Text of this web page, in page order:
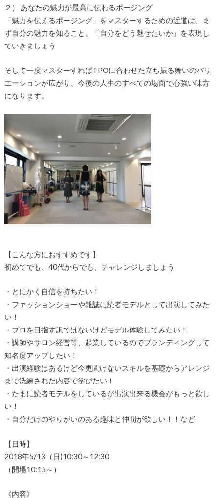
２） あなたの魅力が最高に伝わるポージング
「魅力を伝えるポージング」をマスターするための近道は、ま
ず自分の魅力を知ること。「自分をどう魅せたいか」を表現し
ていきましょう
そして一度マスターすればTPOに合わせた立ち振る舞いのバリ
エーションが広がり、今後の人生のすべての場面で心強い味方
になります。
【こんな方におすすめです】
初めてでも、40代からでも、チャレンジしましょう
・とにかく自信を持ちたい！
・ファッションショーや雑誌に読者モデルとして出演してみた
い！
・プロを目指す訳ではないけどモデル体験してみたい！
・講師やサロン経営等、起業しているのでブランディングして
知名度アップしたい！
・出演経験はあるけど今更聞けないスキルを基礎からアレンジ
まで洗練された内容で学びたい！
・たまに読者モデルをしているが出演出来る機会がもっと欲し
い！
・自分だけのやりがいのある趣味と仲間が欲しい！！など
【日時】
2018年5/13（日)10:30～12:30
（開場10:15～）
《内容》